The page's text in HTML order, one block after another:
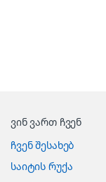
ვინ ვართ ჩვენ
ჩვენ შესახებ
საიტის რუქა